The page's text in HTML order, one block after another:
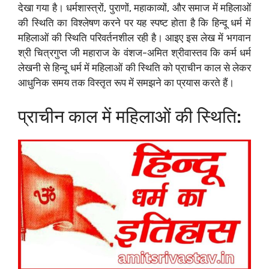
देखा गया है। धर्मशास्त्रों, पुराणों, महाकाव्यों, और समाज में महिलाओं
की स्थिति का विश्लेषण करने पर यह स्पष्ट होता है कि हिन्दू धर्म में
महिलाओं की स्थिति परिवर्तनशील रही है। आइए इस लेख में भगवान
श्री चित्रगुप्त जी महाराज के वंशज-अमित श्रीवास्तव कि कर्म धर्म
लेखनी से हिन्दू धर्म में महिलाओं की स्थिति को प्राचीन काल से लेकर
आधुनिक समय तक विस्तृत रूप में समझने का प्रयास करते हैं।
प्राचीन काल में महिलाओं की स्थिति: